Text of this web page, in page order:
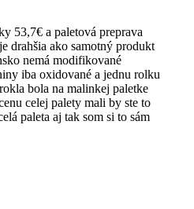
53,7€ a paletová preprava
drahšia ako samotný produkt
nemá modifikované
iba oxidované a jednu rolku
bola na malinkej paletke
celej palety mali by ste to
paleta aj tak som si to sám